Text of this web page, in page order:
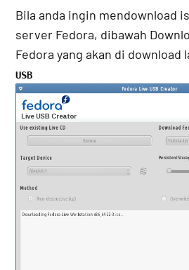
Bila anda ingin mendownload
server Fedora, dibawah
Fedora yang akan di download
USB